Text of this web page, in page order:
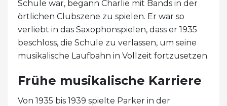
Schule war, begann Charlie mit Bands in der
örtlichen Clubszene zu spielen. Er war so
verliebt in das Saxophonspielen, dass er 1935
beschloss, die Schule zu verlassen, um seine
musikalische Laufbahn in Vollzeit fortzusetzen.
Frühe musikalische Karriere
Von 1935 bis 1939 spielte Parker in der